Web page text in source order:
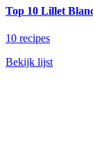
Top 10 Lillet
10 recipes
Bekijk lijst